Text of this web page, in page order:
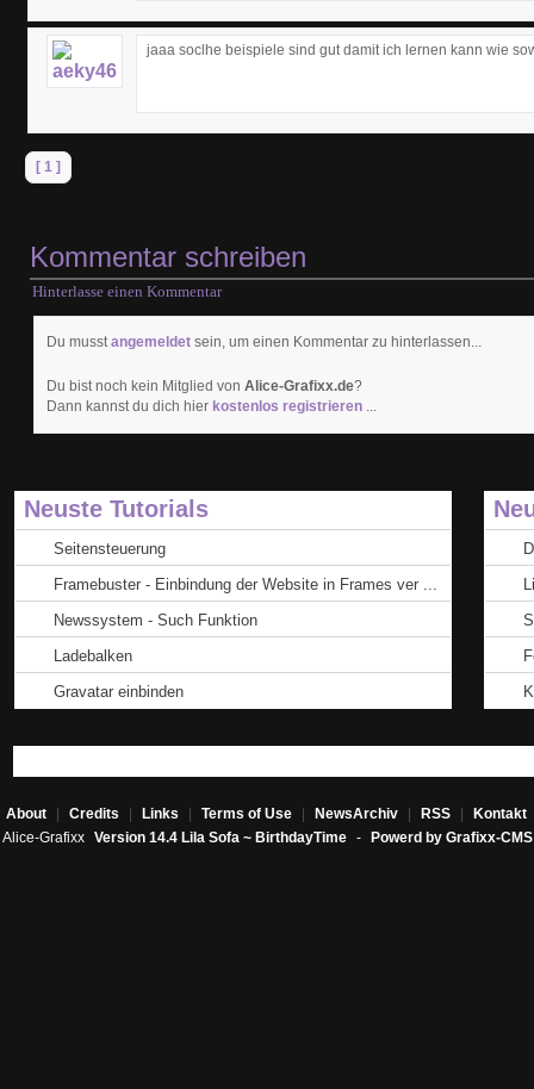
jaaa soclhe beispiele sind gut damit ich lernen kann wie
[ 1 ]
Kommentar schreiben
Hinterlasse einen Kommentar
Du musstangemeldet sein, um einen Kommentar zu hinterlassen...
Du bist noch kein Mitglied von Alice-Grafixx.de?
Dann kannst du dich hier kostenlos registrieren ...
Neuste Tutorials
Seitensteuerung
Framebuster - Einbindung der Website in Frames ver ...
Newssystem - Such Funktion
Ladebalken
Gravatar einbinden
About Credits Links Terms of Use NewsArchiv RSS Kontakt
Alice-Grafixx Version 14.4 Lila Sofa ~ BirthdayTime - Powerd by Grafixx-CMS